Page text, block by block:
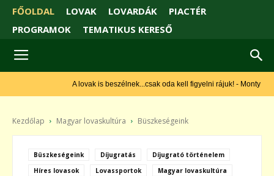
FŐOLDAL LOVAK LOVARDÁK
PIACTÉR
PROGRAMOK
TEMATIKUS KERESŐ
A lovak is beszélnek...csak oda kell figyelni rájuk! - Monty Roberts
Kezdőlap Magyar lovaskultúra Büszkeségeink
Büszkeségeink Díjugratás
Díjugrató történelem
Híres lovasok
Lovassportok Magyar lovaskultúra